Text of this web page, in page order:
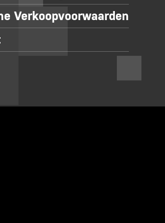
Verkoopvoorwaarden